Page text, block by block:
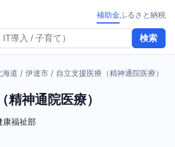
検索
補助金ふるさと納税
海道 / 伊達市 / 自立支援医療（精神通院医療）
精神通院医療）
康福祉部